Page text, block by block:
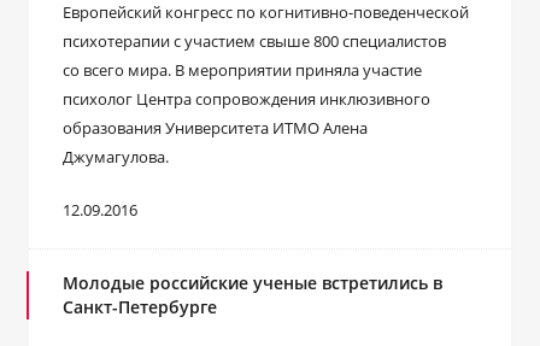
Европейский конгресс по когнитивно-поведенческой
психотерапии с участием свыше 800 специалистов
со всего мира. В мероприятии приняла участие
психолог Центра сопровождения инклюзивного
образования Университета ИТМО Алена
Джумагулова.
12.09.2016
Молодые российские ученые встретились в
Санкт-Петербурге